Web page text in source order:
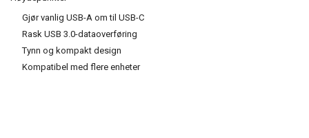
Gjør vanlig USB-A om til USB-C
Rask USB 3.0-dataoverføring
Tynn og kompakt design
Kompatibel med flere enheter